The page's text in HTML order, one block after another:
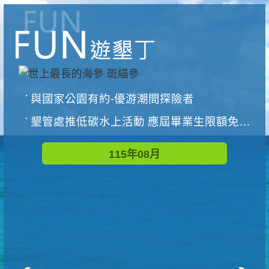
與國家公園有約-優游潮間探險者
墾管處推低碳水上活動 應屆畢業生限額免費參加
115年08月